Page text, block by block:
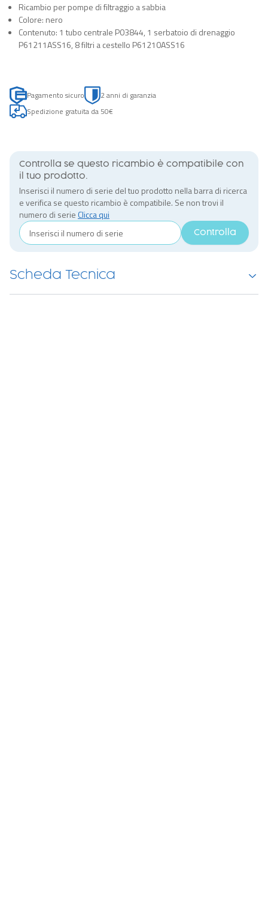
Ricambio per pompe di filtraggio a sabbia
Colore: nero
Contenuto: 1 tubo centrale P03844, 1 serbatoio di drenaggio
P61211ASS16, 8 filtri a cestello P61210ASS16
Pagamento sicuro
2 anni di garanzia
Spedizione gratuita da 50€
Controlla se questo ricambio è compatibile con
il tuo prodotto.
Inserisci il numero di serie del tuo prodotto nella barra di ricerca
e verifica se questo ricambio è compatibile. Se non trovi il
numero di serie Clicca qui
Controlla
Scheda Tecnica